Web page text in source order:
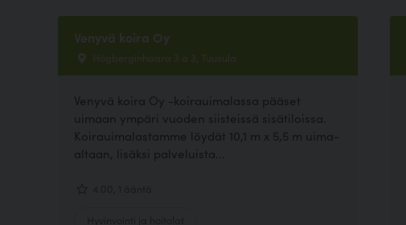
Venyvä koira Oy
Högberginhaara 3 a 3, Tuusula
Venyvä koira Oy -koirauimalassa pääset
uimaan ympäri vuoden siisteissä sisätiloissa.
Koirauimalastamme löydät 10,1 m x 5,5 m uima-
altaan, lisäksi palveluista...